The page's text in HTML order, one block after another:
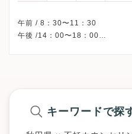
午前 / 8：30〜11：30
午後 /14：00〜18：00
キーワードで探